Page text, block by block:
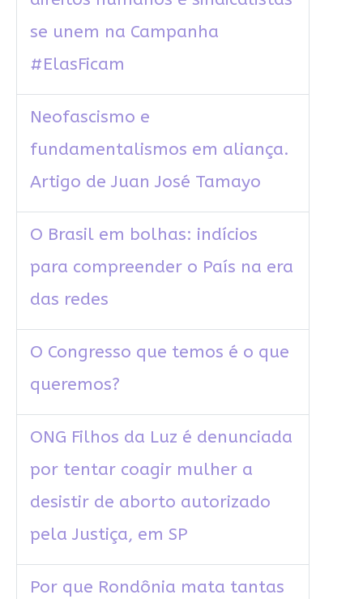
se unem na Campanha
#ElasFicam
Neofascismo e
fundamentalismos em aliança.
Artigo de Juan José Tamayo
O Brasil em bolhas: indícios
para compreender o País na era
das redes
O Congresso que temos é o que
queremos?
ONG Filhos da Luz é denunciada
por tentar coagir mulher a
desistir de aborto autorizado
pela Justiça, em SP
Por que Rondônia mata tantas